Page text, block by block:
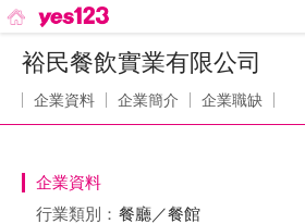
裕民餐飲實業有限公司
企業資料 企業簡介 企業職缺
企業資料
行業類別： 餐廳／餐館